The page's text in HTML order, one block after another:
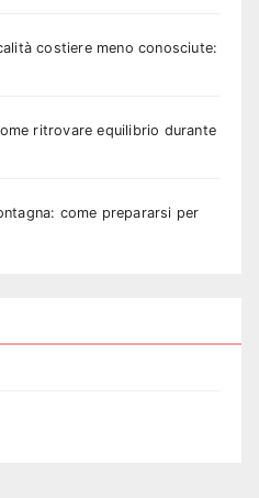
costiere meno conosciute:
ritrovare equilibrio durante
come prepararsi per